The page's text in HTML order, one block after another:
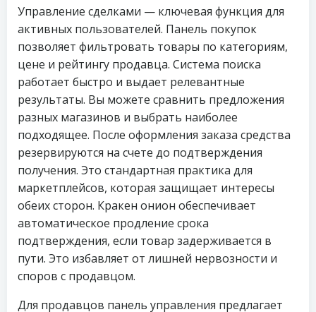
Управление сделками — ключевая функция для
активных пользователей. Панель покупок
позволяет фильтровать товары по категориям,
цене и рейтингу продавца. Система поиска
работает быстро и выдает релевантные
результаты. Вы можете сравнить предложения
разных магазинов и выбрать наиболее
подходящее. После оформления заказа средства
резервируются на счете до подтверждения
получения. Это стандартная практика для
маркетплейсов, которая защищает интересы
обеих сторон. Кракен онион обеспечивает
автоматическое продление срока
подтверждения, если товар задерживается в
пути. Это избавляет от лишней нервозности и
споров с продавцом.
Для продавцов панель управления предлагает